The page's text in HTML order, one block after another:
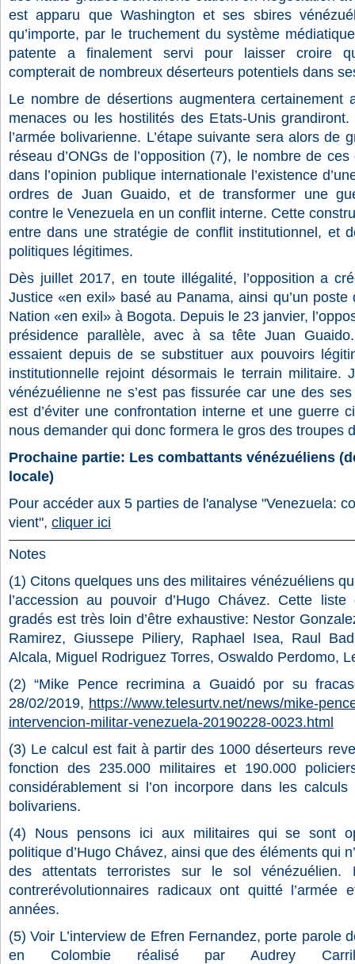
est apparu que Washington et ses sbires
qu’importe, par le truchement du système
patente a finalement servi pour laisser croire
compterait de nombreux déserteurs potentiels dans
Le nombre de désertions augmentera
menaces ou les hostilités des Etats-Unis
l’armée bolivarienne. L’étape suivante sera alors de
réseau d’ONGs de l’opposition (7), le nombre de
dans l’opinion publique internationale l’existence
ordres de Juan Guaido, et de transformer une
contre le Venezuela en un conflit interne. Cette
entre dans une stratégie de conflit institutionnel, et
politiques légitimes.
Dès juillet 2017, en toute illégalité, l’opposition a
Justice «en exil» basé au Panama, ainsi qu’un
Nation «en exil» à Bogota. Depuis le 23 janvier,
présidence parallèle, avec à sa tête Juan
essaient depuis de se substituer aux pouvoirs
institutionnelle rejoint désormais le terrain militaire.
vénézuélienne ne s’est pas fissurée car une des
est d’éviter une confrontation interne et une guerre
nous demander qui donc formera le gros des troupes
Prochaine partie: Les combattants vénézuéliens
locale)
Pour accéder aux 5 parties de l'analyse "Venezuela:
vient", cliquer ici
Notes
(1) Citons quelques uns des militaires vénézuéliens
l’accession au pouvoir d’Hugo Chávez. Cette
gradés est très loin d’être exhaustive: Nestor
Ramirez, Giussepe Piliery, Raphael Isea, Raul
Alcala, Miguel Rodriguez Torres, Oswaldo Perdomo,
(2) “Mike Pence recrimina a Guaidó por su
28/02/2019, https://www.telesurtv.net/news/mike-
intervencion-militar-venezuela-20190228-0023.html
(3) Le calcul est fait à partir des 1000 déserteurs
fonction des 235.000 militaires et 190.000
considérablement si l’on incorpore dans les
bolivariens.
(4) Nous pensons ici aux militaires qui se sont
politique d’Hugo Chávez, ainsi que des éléments qui
des attentats terroristes sur le sol vénézuélien.
contrerévolutionnaires radicaux ont quitté
années.
(5)Voir L’interview de Efren Fernandez, porte parole
en Colombie réalisé par Audrey